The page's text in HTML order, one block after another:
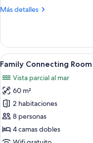
parcial
Más detalles
Más
triple
Deluxe,
vista
al
océano
Ver
todas
las
fotos
de
Family
Connecting
Room
4
Family Connecting
Vista parcial al mar
60 m²
2 habitaciones
8 personas
4 camas dobles